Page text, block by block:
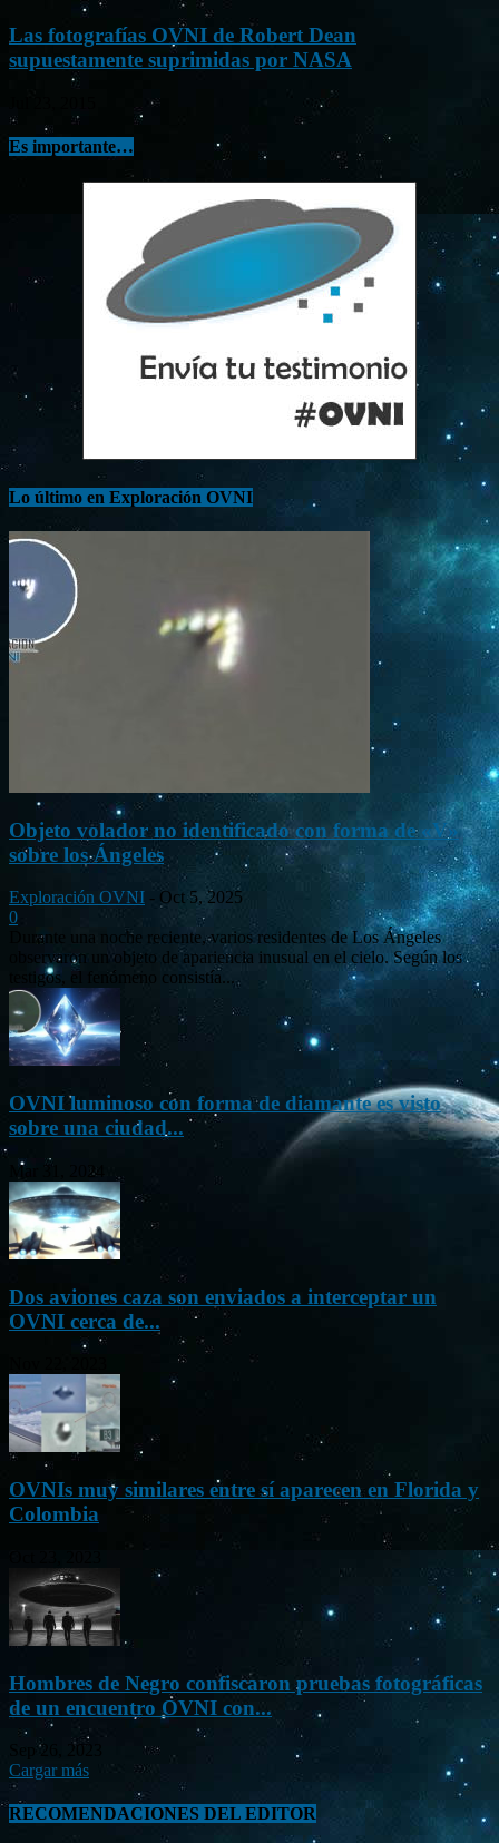
Las fotografías OVNI de Robert Dean
supuestamente suprimidas por NASA
Es importante…
Lo último en Exploración OVNI
Objeto volador no identificado con forma de «V»
sobre los Ángeles
Exploración OVNI - Oct 5, 2025
0
Durante una noche reciente, varios residentes de Los Ángeles
observaron un objeto de apariencia inusual en el cielo. Según los
testigos, el fenómeno consistía...
OVNI luminoso con forma de diamante es visto
sobre una ciudad...
Mar 31, 2024
Dos aviones caza son enviados a interceptar un
OVNI cerca de...
OVNIs muy similares entre sí aparecen en Florida y
Colombia
Hombres de Negro confiscaron pruebas fotográficas
de un encuentro OVNI con...
Sep 26, 2023
Cargar más
RECOMENDACIONES DEL EDITOR